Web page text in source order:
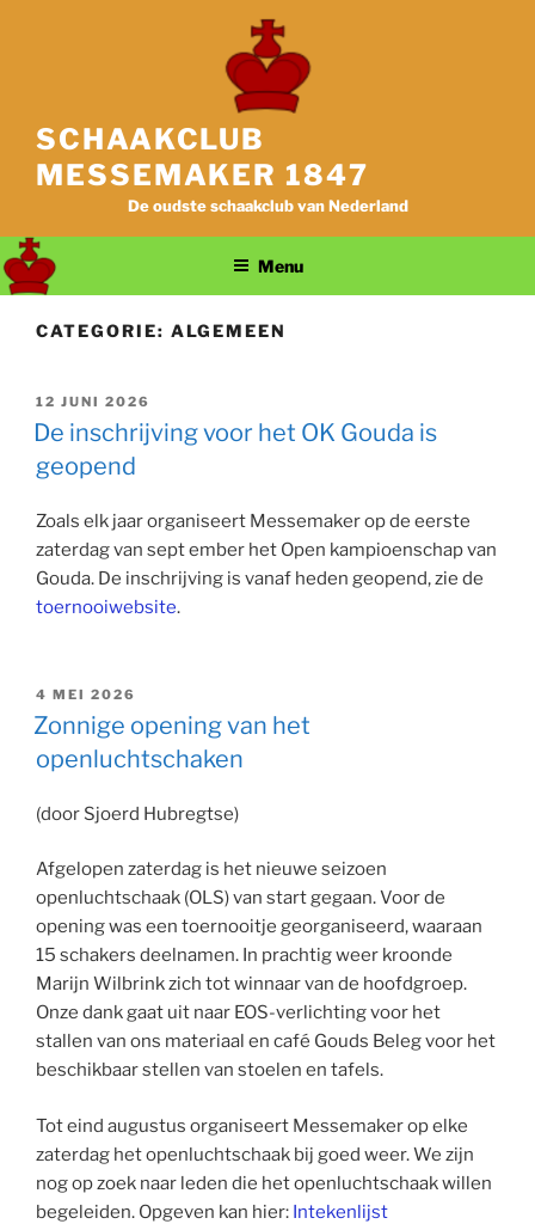
SCHAAKCLUB
MESSEMAKER 1847
De oudste schaakclub van Nederland
Menu
CATEGORIE: ALGEMEEN
GEPLAATST
OP
12 JUNI 2026
De inschrijving voor het OK Gouda is
geopend
Zoals elk jaar organiseert Messemaker op de eerste
zaterdag van sept ember het Open kampioenschap van
Gouda. De inschrijving is vanaf heden geopend, zie de
toernooiwebsite.
GEPLAATST
OP
4 MEI 2026
Zonnige opening van het
openluchtschaken
(door Sjoerd Hubregtse)
Afgelopen zaterdag is het nieuwe seizoen
openluchtschaak (OLS) van start gegaan. Voor de
opening was een toernooitje georganiseerd, waaraan
15 schakers deelnamen. In prachtig weer kroonde
Marijn Wilbrink zich tot winnaar van de hoofdgroep.
Onze dank gaat uit naar EOS-verlichting voor het
stallen van ons materiaal en café Gouds Beleg voor het
beschikbaar stellen van stoelen en tafels.
Tot eind augustus organiseert Messemaker op elke
zaterdag het openluchtschaak bij goed weer. We zijn
nog op zoek naar leden die het openluchtschaak willen
begeleiden. Opgeven kan hier: Intekenlijst